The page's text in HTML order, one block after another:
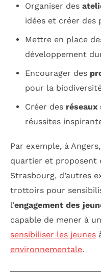
Organiser des
idées et créer des
Mettre en place
développement
Encourager des
pour la
Créer des réseaux
réussites
Par exemple, à
quartier et proposent
Strasbourg, d’autres
trottoirs pour
l’engagement des
capable de mener à
sensibiliser les jeunes
environnementale.